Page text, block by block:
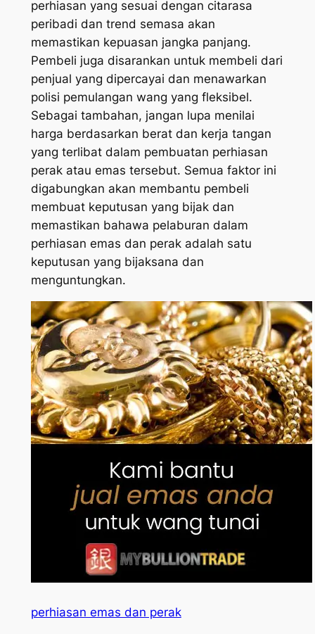
perhiasan yang sesuai dengan citarasa
peribadi dan trend semasa akan
memastikan kepuasan jangka panjang.
Pembeli juga disarankan untuk membeli dari
penjual yang dipercayai dan menawarkan
polisi pemulangan wang yang fleksibel.
Sebagai tambahan, jangan lupa menilai
harga berdasarkan berat dan kerja tangan
yang terlibat dalam pembuatan perhiasan
perak atau emas tersebut. Semua faktor ini
digabungkan akan membantu pembeli
membuat keputusan yang bijak dan
memastikan bahawa pelaburan dalam
perhiasan emas dan perak adalah satu
keputusan yang bijaksana dan
menguntungkan.
perhiasan emas dan perak